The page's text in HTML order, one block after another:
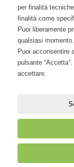
Mirandola
per finalità
finalità come
Puoi liberamente
qualsiasi momento.
Puoi acconsentire
pulsante
accettare.